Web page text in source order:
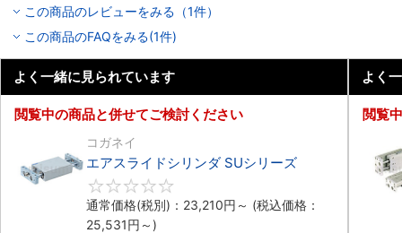
この商品のレビューをみる（1件）
この商品のFAQをみる(1件)
よく一緒に見られています
閲覧中の商品と併せてご検討ください
コガネイ
エアスライドシリンダ SUシリーズ
通常価格(税別)： 23,210円 ～ (税込価格：
25,531円 ～)
よく
閲覧